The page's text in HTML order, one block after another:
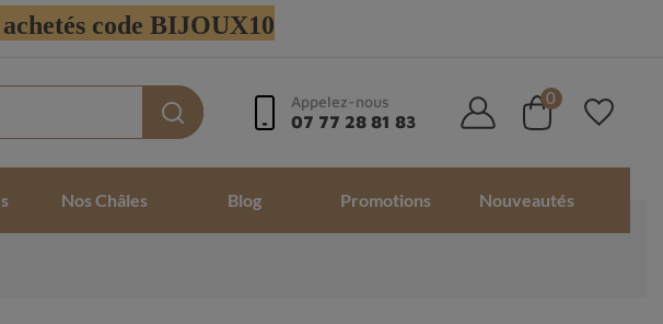
code BIJOUX10
Appelez-nous
07 77 28 81 83
0
Nos Châles Blog Promotions Nouveautés